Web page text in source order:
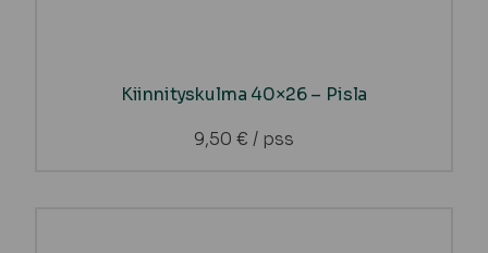
Kiinnityskulma 40×26 – Pisla
9,50 € / pss